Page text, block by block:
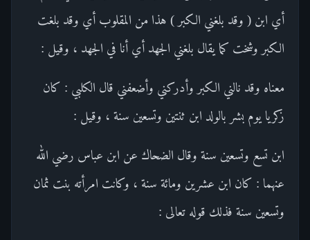
أي ابن ( وقد بلغني الكبر ) هذا من المقلوب أي وقد بلغت
الكبر وشخت كما يقال بلغني الجهد أي أنا في الجهد ، وقيل :
معناه وقد نالني الكبر وأدركني وأضعفني قال الكلبي : كان
زكريا يوم بشر بالولد ابن ثنتين وتسعين سنة ، وقيل :
ابن تسع وتسعين سنة وقال الضحاك عن ابن عباس رضي الله
عنهما : كان ابن عشرين ومائة سنة ، وكانت امرأته بنت ثمان
وتسعين سنة فذلك قوله تعالى :